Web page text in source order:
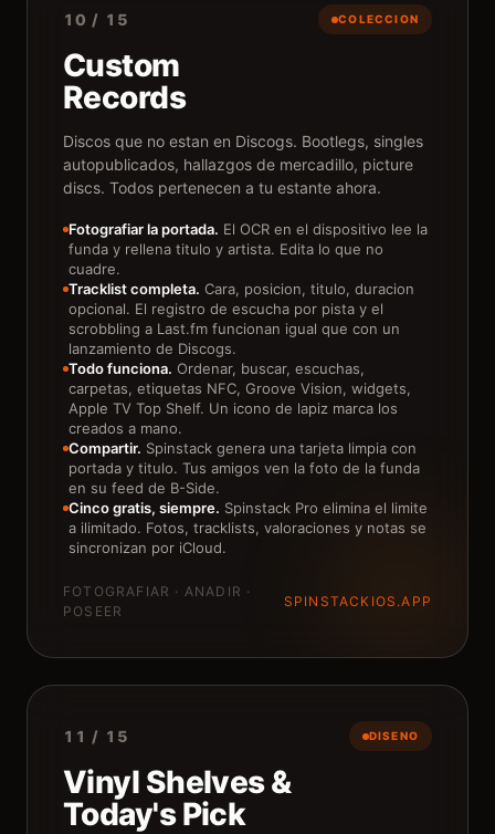
10 / 15 COLECCION
Custom
Records
Discos que no estan en Discogs. Bootlegs, singles
autopublicados, hallazgos de mercadillo, picture
discs. Todos pertenecen a tu estante ahora.
Fotografiar la portada. El OCR en el dispositivo lee la
funda y rellena titulo y artista. Edita lo que no
cuadre.
Tracklist completa. Cara, posicion, titulo, duracion
opcional. El registro de escucha por pista y el
scrobbling a Last.fm funcionan igual que con un
lanzamiento de Discogs.
Todo funciona. Ordenar, buscar, escuchas,
carpetas, etiquetas NFC, Groove Vision, widgets,
Apple TV Top Shelf. Un icono de lapiz marca los
creados a mano.
Compartir. Spinstack genera una tarjeta limpia con
portada y titulo. Tus amigos ven la foto de la funda
en su feed de B-Side.
Cinco gratis, siempre. Spinstack Pro elimina el limite
a ilimitado. Fotos, tracklists, valoraciones y notas se
sincronizan por iCloud.
FOTOGRAFIAR · ANADIR ·
POSEER
SPINSTACKIOS.APP
11 / 15 DISENO
Vinyl Shelves &
Today's Pick